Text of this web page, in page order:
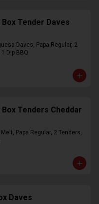
Tender Daves
Daves, Papa Regular, 2
Dip BBQ
Tenders Cheddar
Papa Regular, 2 Tenders,
Daves